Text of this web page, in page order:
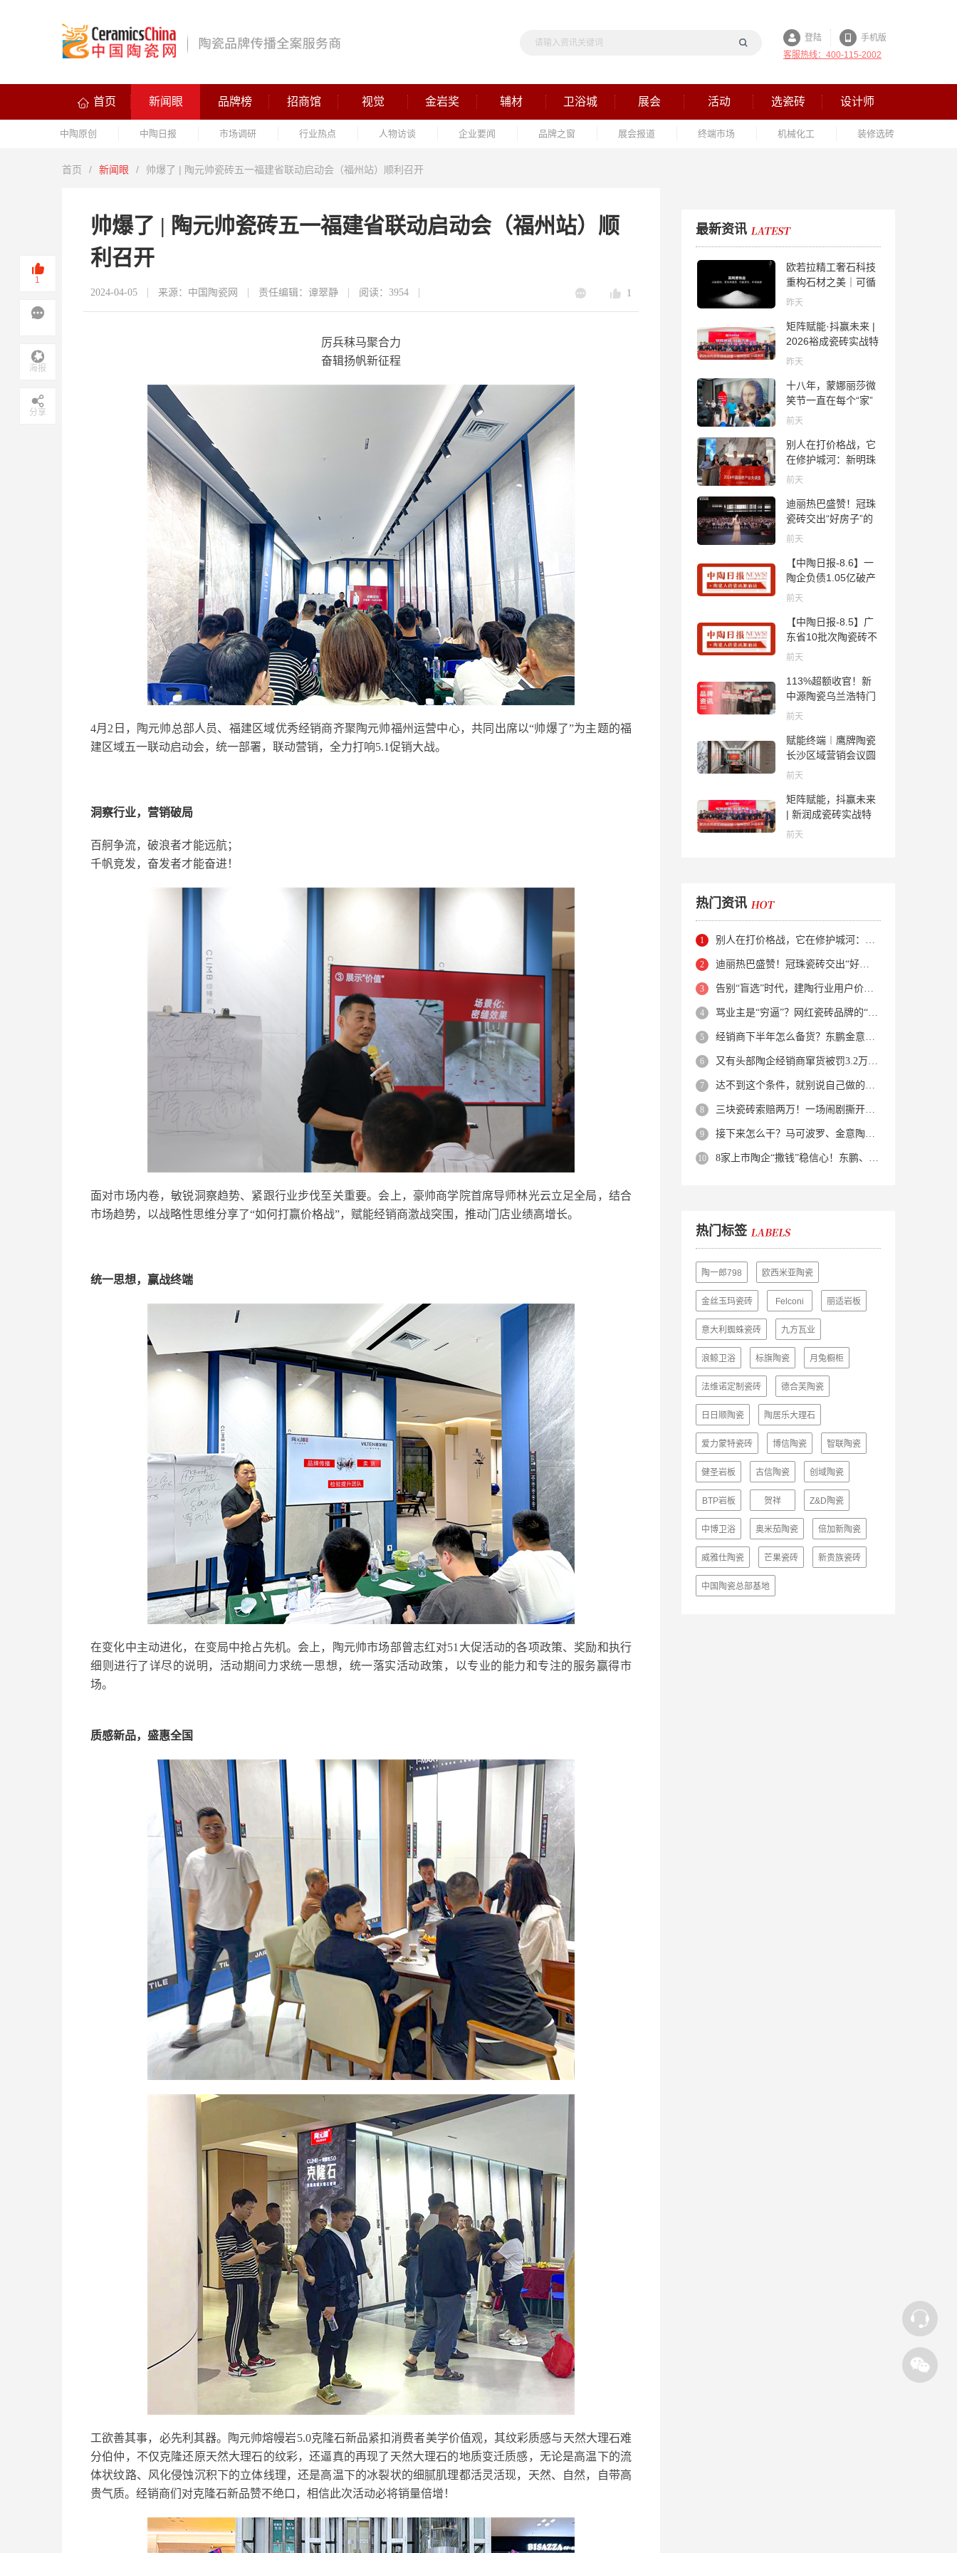
登陆
手机版
客服热线：400-115-2002
首页 新闻眼 品牌榜 招商馆 视觉 金岩奖 辅材 卫浴城 展会 活动 选瓷砖 设计师
中陶原创 中陶日报 市场调研 行业热点 人物访谈 企业要闻 品牌之窗 展会报道 终端市场 机械化工 装修选砖
首页 / 新闻眼 / 帅爆了 | 陶元帅瓷砖五一福建省联动启动会（福州站）顺利召开
帅爆了 | 陶元帅瓷砖五一福建省联动启动会（福州站）顺
利召开
2024-04-05 来源：中国陶瓷网 责任编辑：谭翠静 阅读：3954 1
厉兵秣马聚合力
奋辑扬帆新征程
4月2日，陶元帅总部人员、福建区域优秀经销商齐聚陶元帅福州运营中心，共同出席以“帅爆了”为主题的福
建区域五一联动启动会，统一部署，联动营销，全力打响5.1促销大战。
洞察行业，营销破局
百舸争流，破浪者才能远航；
千帆竞发，奋发者才能奋进！
面对市场内卷，敏锐洞察趋势、紧跟行业步伐至关重要。会上，豪帅商学院首席导师林光云立足全局，结合
市场趋势，以战略性思维分享了“如何打赢价格战”，赋能经销商激战突围，推动门店业绩高增长。
统一思想，赢战终端
在变化中主动进化，在变局中抢占先机。会上，陶元帅市场部曾志红对51大促活动的各项政策、奖励和执行
细则进行了详尽的说明，活动期间力求统一思想，统一落实活动政策，以专业的能力和专注的服务赢得市
场。
质感新品，盛惠全国
工欲善其事，必先利其器。陶元帅熔幔岩5.0克隆石新品紧扣消费者美学价值观，其纹彩质感与天然大理石难
分伯仲，不仅克隆还原天然大理石的纹彩，还逼真的再现了天然大理石的地质变迁质感，无论是高温下的流
体状纹路、风化侵蚀沉积下的立体线理，还是高温下的冰裂状的细腻肌理都活灵活现，天然、自然，自带高
贵气质。经销商们对克隆石新品赞不绝口，相信此次活动必将销量倍增！
最新资讯
欧若拉精工奢石科技
重构石材之美｜可循
环高纯度微晶，重新
昨天
矩阵赋能·抖赢未来 |
2026裕成瓷砖实战特
训营圆满收官
昨天
十八年，蒙娜丽莎微
笑节一直在每个“家”
的故事里
前天
别人在打价格战，它
在修护城河：新明珠
岩板的逆势密码
前天
迪丽热巴盛赞！冠珠
瓷砖交出“好房子”的
标准答卷
前天
【中陶日报-8.6】一
陶企负债1.05亿破产
清算；东鹏拟延长基
开展建陶行业能效领
跑者企业推荐工作
前天
【中陶日报-8.5】广
东省10批次陶瓷砖不
合格；科达购买特福
过；蒙娜丽莎5千万
回购股份；建霖家居
海外产能突破18亿元
前天
113%超额收官！新
中源陶瓷乌兰浩特门
店周年活动圆满落幕
前天
赋能终端︱鹰牌陶瓷
长沙区域营销会议圆
满举行，共探渠道拓
前天
矩阵赋能，抖赢未来
| 新润成瓷砖实战特
训营成功举办，吹响
前天
热门资讯
别人在打价格战，它在修护城河：新明珠岩板的逆势密码
迪丽热巴盛赞！冠珠瓷砖交出“好房子”的标准答卷
告别“盲选”时代，建陶行业用户价值正在被改写！
骂业主是“穷逼”？网红瓷砖品牌的“真实面目”被揭开了！
经销商下半年怎么备货？东鹏金意陶马可波罗等10大品牌集体亮剑
又有头部陶企经销商窜货被罚3.2万！品牌区域保护岌岌可危？
达不到这个条件，就别说自己做的是质感砖！
三块瓷砖索赔两万！一场闹剧撕开了装修“碰瓷”的遮羞布
接下来怎么干？马可波罗、金意陶、蒙娜丽莎、箭牌、欧神诺、宏宇…
8家上市陶企“撒钱”稳信心！东鹏、蒙娜丽莎等启动回购增持
热门标签
陶一郎798 欧西米亚陶瓷
金丝玉玛瓷砖 Felconi 丽适岩板
意大利蜘蛛瓷砖 九方瓦业
浪鲸卫浴 标旗陶瓷 月兔橱柜
法维诺定制瓷砖 德合芙陶瓷
日日顺陶瓷 陶居乐大理石
爱力蒙特瓷砖 博信陶瓷 智联陶瓷
健圣岩板 古信陶瓷 创域陶瓷
BTP岩板 贺祥 Z&D陶瓷
中博卫浴 奥米茄陶瓷 倍加新陶瓷
威雅仕陶瓷 芒果瓷砖 新贵族瓷砖
中国陶瓷总部基地
1
海报
分享